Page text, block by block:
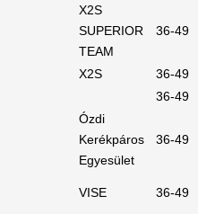
X2S
SUPERIOR
TEAM
36-49
X2S
36-49
36-49
Ózdi
Kerékpáros
Egyesület
36-49
VISE 36-49